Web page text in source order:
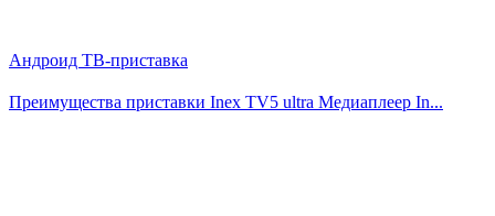
Андроид ТВ-приставка
Преимущества приставки Inex TV5 ultra Медиаплеер In...